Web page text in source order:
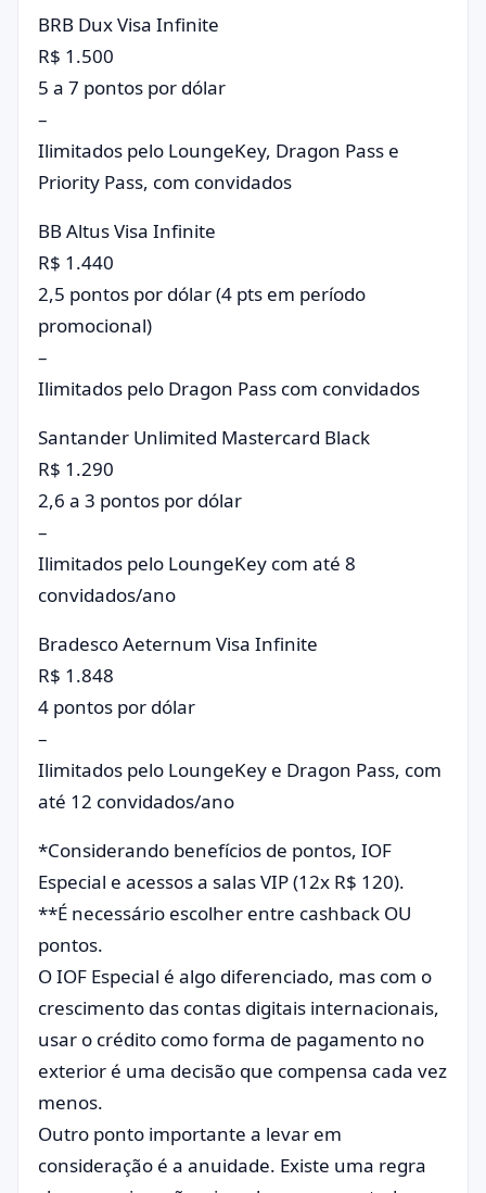
BRB Dux Visa Infinite
R$ 1.500
5 a 7 pontos por dólar
–
Ilimitados pelo LoungeKey, Dragon Pass e
Priority Pass, com convidados
BB Altus Visa Infinite
R$ 1.440
2,5 pontos por dólar (4 pts em período
promocional)
–
Ilimitados pelo Dragon Pass com convidados
Santander Unlimited Mastercard Black
R$ 1.290
2,6 a 3 pontos por dólar
–
Ilimitados pelo LoungeKey com até 8
convidados/ano
Bradesco Aeternum Visa Infinite
R$ 1.848
4 pontos por dólar
–
Ilimitados pelo LoungeKey e Dragon Pass, com
até 12 convidados/ano
*Considerando benefícios de pontos, IOF
Especial e acessos a salas VIP (12x R$ 120).
**É necessário escolher entre cashback OU
pontos.
O IOF Especial é algo diferenciado, mas com o
crescimento das contas digitais internacionais,
usar o crédito como forma de pagamento no
exterior é uma decisão que compensa cada vez
menos.
Outro ponto importante a levar em
consideração é a anuidade. Existe uma regra